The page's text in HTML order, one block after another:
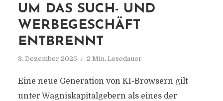
UM DAS SUCH- UND
WERBEGESCHÄFT
ENTBRENNT
3. Dezember 2025 2 Min. Lesedauer
Eine neue Generation von KI-Browsern gilt
unter Wagniskapitalgebern als eines der